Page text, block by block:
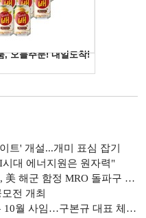
트' 개설...개미 표심 잡기
대 에너지원은 원자력"
해군 함정 MRO 돌파구 될까
전 개최
월 사임…구본규 대표 체제로